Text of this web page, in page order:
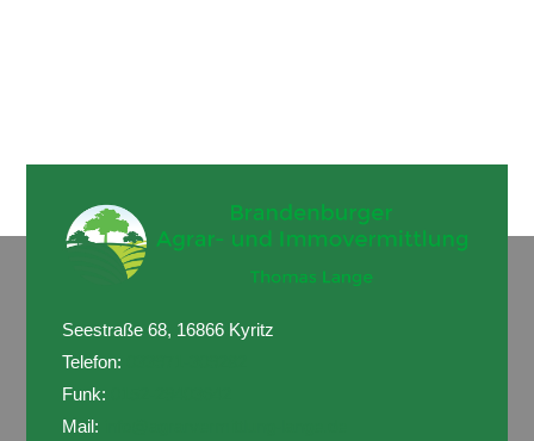
Seestraße 68, 16866 Kyritz
Telefon:
Funk:
Mail: